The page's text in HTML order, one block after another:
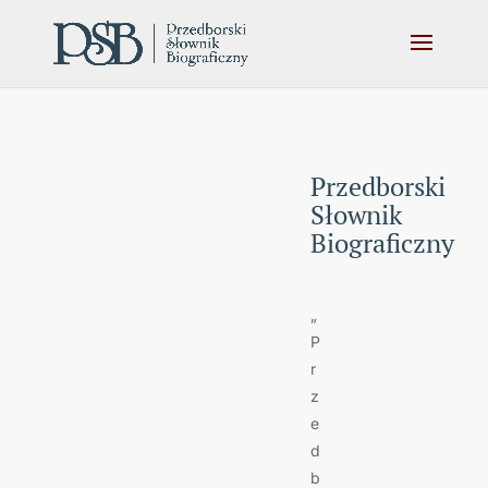
Przedborski
Słownik
Biograficzny
„
P
r
z
e
d
b